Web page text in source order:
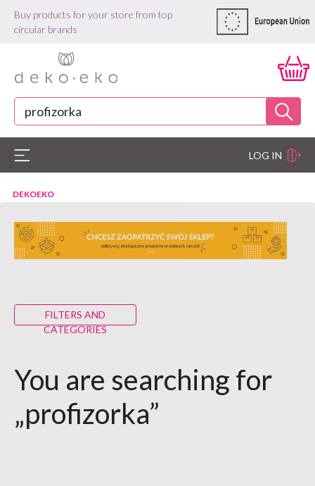
Buy products for your store from top
circular brands
LOG IN
DEKOEKO
FILTERS AND
CATEGORIES
You are searching for
„profizorka”